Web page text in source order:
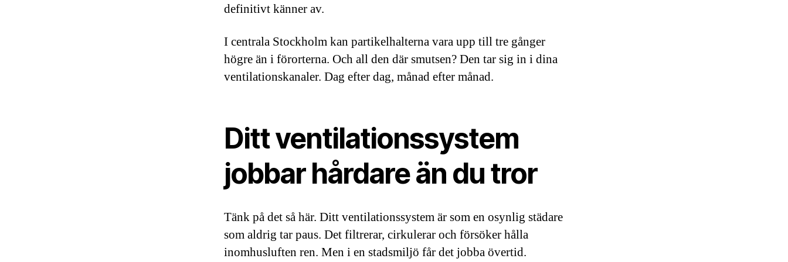
definitivt känner av.
I centrala Stockholm kan partikelhalterna vara upp till tre gånger
högre än i förorterna. Och all den där smutsen? Den tar sig in i dina
ventilationskanaler. Dag efter dag, månad efter månad.
Ditt ventilationssystem
jobbar hårdare än du tror
Tänk på det så här. Ditt ventilationssystem är som en osynlig städare
som aldrig tar paus. Det filtrerar, cirkulerar och försöker hålla
inomhusluften ren. Men i en stadsmiljö får det jobba övertid.